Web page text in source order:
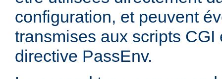
configuration, et peuvent
transmises aux scripts CGI
directive PassEnv.